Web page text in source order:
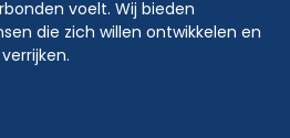
voelt. Wij bieden
die zich willen ontwikkelen en